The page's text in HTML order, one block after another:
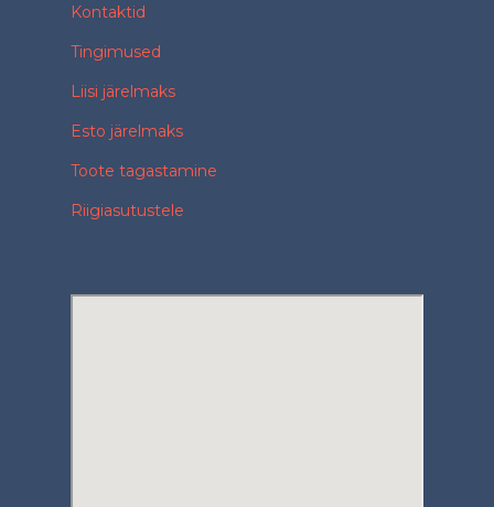
Kontaktid
Tingimused
Liisi järelmaks
Esto järelmaks
Toote tagastamine
Riigiasutustele